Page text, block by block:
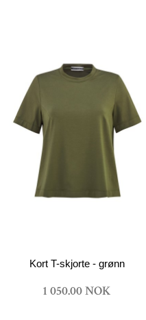
Kort T-skjorte - grønn
1 050.00 NOK